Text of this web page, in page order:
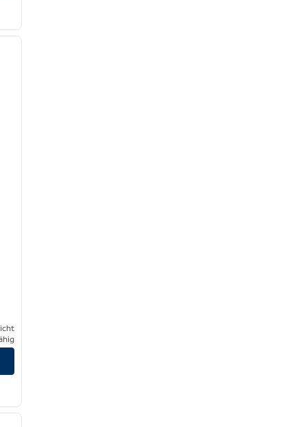
nächstes Bild
nächstes Bild